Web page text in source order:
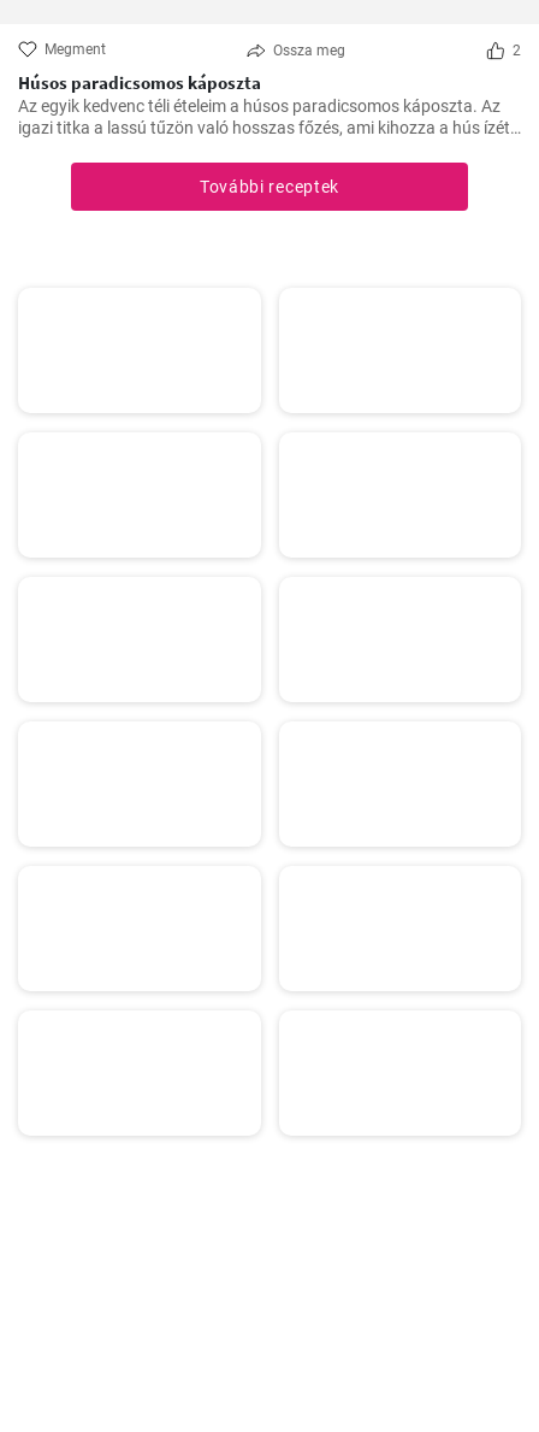
Megment Ossza meg 2
Húsos paradicsomos káposzta
Az egyik kedvenc téli ételeim a húsos paradicsomos káposzta. Az
igazi titka a lassú tűzön való hosszas főzés, ami kihozza a hús ízét,
Számtalanszor elkészítettem már, és minél tovább fő, annál
finomabb lesz, ezért a hétvégi ebédekre szoktam időzíteni.
További receptek